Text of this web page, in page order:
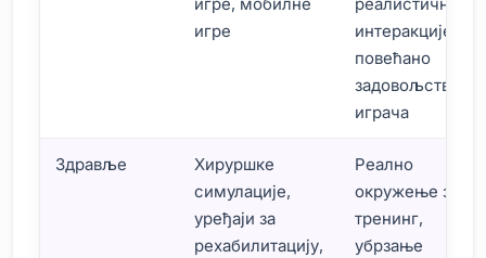
игре
интеракције,
повећано
задовољство
играча
Здравље
Хируршке
симулације,
уређаји за
рехабилитацију,
Реално
окружење за
тренинг,
убрзање